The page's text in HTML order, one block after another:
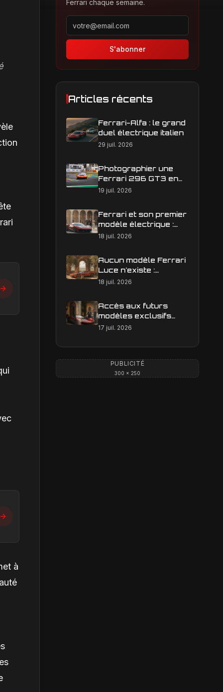
à
Ferrari chaque semaine.
Adresse email pour la newsletter
S'abonner
Articles récents
Ferrari-Alfa : le grand
duel électrique italien
29 juil. 2026
Photographier une
Ferrari 296 GT3 en
action : construire une
19 juil. 2026
Ferrari et son premier
modèle électrique :
calendrier de
18 juil. 2026
Aucun modèle Ferrari
Luce n'existe :
clarification sur les
18 juil. 2026
Accès aux futurs
modèles exclusifs
Ferrari : l'achat
est-il une réalité ?
17 juil. 2026
PUBLICITÉ
300 × 250